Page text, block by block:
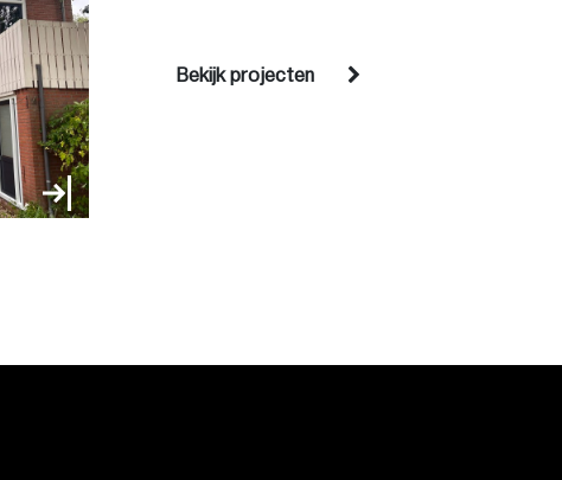
Bekijk projecten